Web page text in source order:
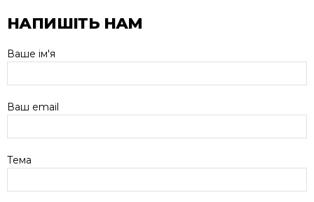
НАПИШІТЬ НАМ
Ваше ім'я
Ваш email
Тема